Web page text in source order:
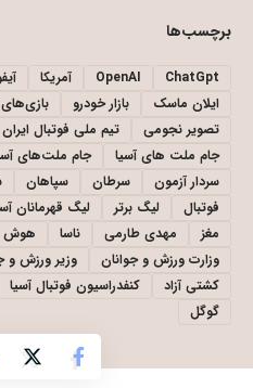
برچسب‌ها
ChatGpt
OpenAI آمریکا
ایلان ماسک
بازار خودرو
تصویر نجومی
تیم ملی فوتبال ایران
جام ملت های آسیا
جام ملت‌های
سردار آزمون
سرطان سپاهان
فوتبال
لیگ برتر لیگ قهرمانان
مغز
مهدی طارمی ناسا هوش
وزارت ورزش و جوانان
وزیر ورزش و
کشتی آزاد
کنفدراسیون فوتبال آسیا
گوگل